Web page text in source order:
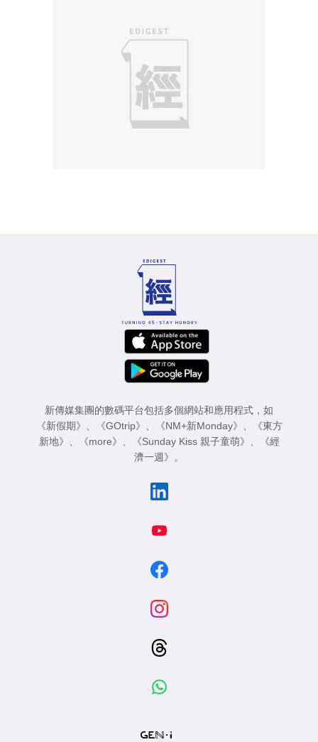
新傳媒集團的數碼平台包括多個網站和應用程式，如
《新假期》
《GOtrip》 《NM+新Monday》
《東方
新地》
《more》 《Sunday Kiss 親子童萌》
《經
濟一週》
。